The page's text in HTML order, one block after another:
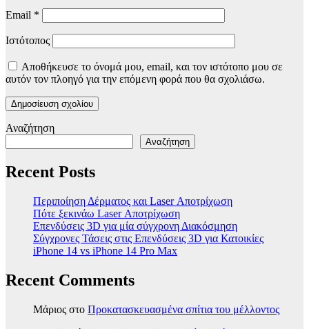
Email *
Ιστότοπος
Αποθήκευσε το όνομά μου, email, και τον ιστότοπο μου σε
αυτόν τον πλοηγό για την επόμενη φορά που θα σχολιάσω.
Αναζήτηση
Αναζήτηση
Recent Posts
Περιποίηση Δέρματος και Laser Αποτρίχωση
Πότε ξεκινάω Laser Αποτρίχωση
Επενδύσεις 3D για μία σύγχρονη Διακόσμηση
Σύγχρονες Τάσεις στις Επενδύσεις 3D για Κατοικίες
iPhone 14 vs iPhone 14 Pro Max
Recent Comments
Μάριος στο Προκατασκευασμένα σπίτια του μέλλοντος